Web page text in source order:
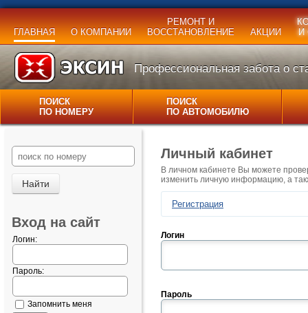
ГЛАВНАЯ О КОМПАНИИ
РЕМОНТ И
ВОССТАНОВЛЕНИЕ
АКЦИИ
И
Профессиональная забота о
ПОИСК
ПО НОМЕРУ
ПОИСК
ПО АВТОМОБИЛЮ
Личный кабинет
В личном кабинете Вы можете
изменить личную информацию, а
Регистрация
Логин
Пароль
Вход на сайт
Логин:
Пароль:
Запомнить меня